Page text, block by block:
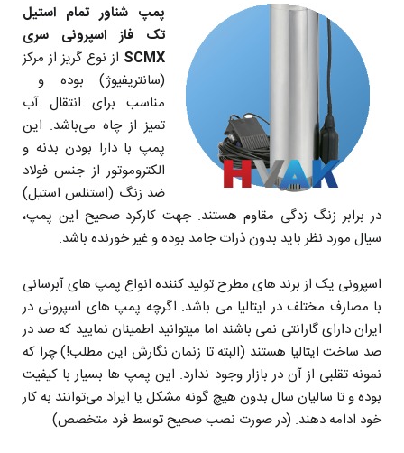
پمپ شناور تمام استیل
تک فاز اسپرونی سری
SCMX از نوع گریز از مرکز
(سانتریفیوژ) بوده و
مناسب برای انتقال آب
تمیز از چاه می‌باشد. این
پمپ با دارا بودن بدنه و
الکتروموتور از جنس فولاد
ضد زنگ (استنلس استیل)
در برابر زنگ زدگی مقاوم هستند. جهت کارکرد صحیح این پمپ،
سیال مورد نظر باید بدون ذرات جامد بوده و غیر خورنده باشد.
اسپرونی یک از برند های مطرح تولید کننده انواع پمپ های آبرسانی
با مصارف مختلف در ایتالیا می باشد. اگرچه پمپ های اسپرونی در
ایران دارای گارانتی نمی باشند اما میتوانید اطمینان نمایید که صد در
صد ساخت ایتالیا هستند (البته تا زنمان نگارش این مطلب!) چرا که
نمونه تقلبی از آن در بازار وجود ندارد. این پمپ ها بسیار با کیفیت
بوده و تا سالیان سال بدون هیچ گونه مشکل یا ایراد می‌توانند به کار
خود ادامه دهند. (در صورت نصب صحیح توسط فرد متخصص)